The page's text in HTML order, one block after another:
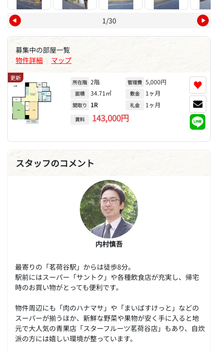
1/30
募集中の部屋一覧
物件詳細 | マップ
更新
所在階 2階
面積 34.71㎡
間取り 1R
賃料 143,000円
管理費 5,000円
敷金 1ヶ月
礼金 1ヶ月
♥
スタッフのコメント
内村慎吾
最寄りの「茗荷谷駅」からは徒歩8分。
駅前にはスーパー「サントク」や各種飲食店が充実し、帰宅
時のお買い物がとっても便利です。
物件周辺にも「肉のハナマサ」や「まいばすけっと」などの
スーパーが揃うほか、新鮮な野菜や果物が安く手に入ると地
元で大人気の青果店「スターフルーツ茗荷谷店」もあり、自炊
派の方には嬉しい環境が整っています。